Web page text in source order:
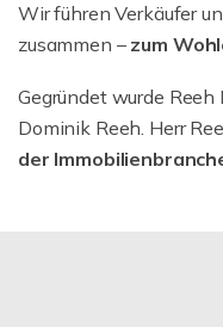
Wir führen Verkäufer
zusammen – zum
Gegründet wurde
Dominik Reeh. Herr
der